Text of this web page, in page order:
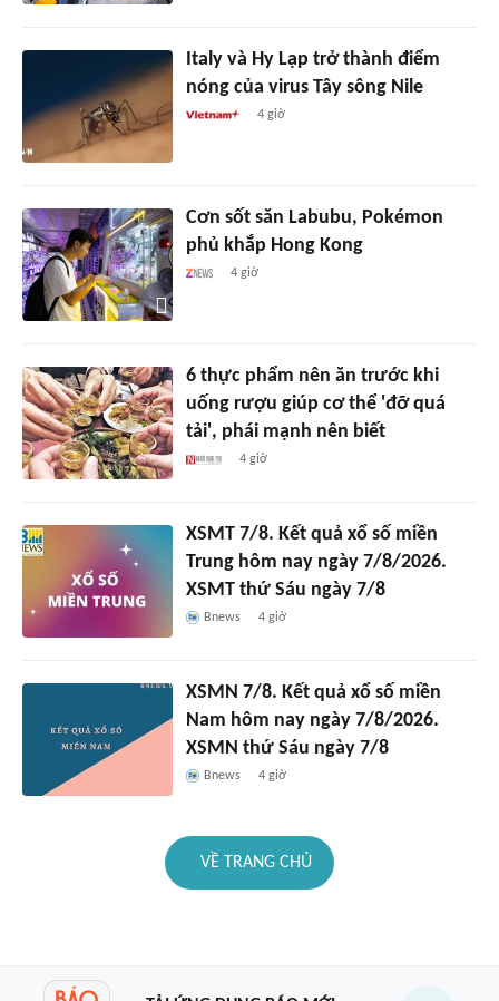
Italy và Hy Lạp trở thành điểm
nóng của virus Tây sông Nile
4 giờ
Cơn sốt săn Labubu, Pokémon
phủ khắp Hong Kong
4 giờ
6 thực phẩm nên ăn trước khi
uống rượu giúp cơ thể 'đỡ quá
tải', phái mạnh nên biết
4 giờ
XSMT 7/8. Kết quả xổ số miền
Trung hôm nay ngày 7/8/2026.
XSMT thứ Sáu ngày 7/8
Bnews 4 giờ
XSMN 7/8. Kết quả xổ số miền
Nam hôm nay ngày 7/8/2026.
XSMN thứ Sáu ngày 7/8
Bnews 4 giờ
VỀ TRANG CHỦ